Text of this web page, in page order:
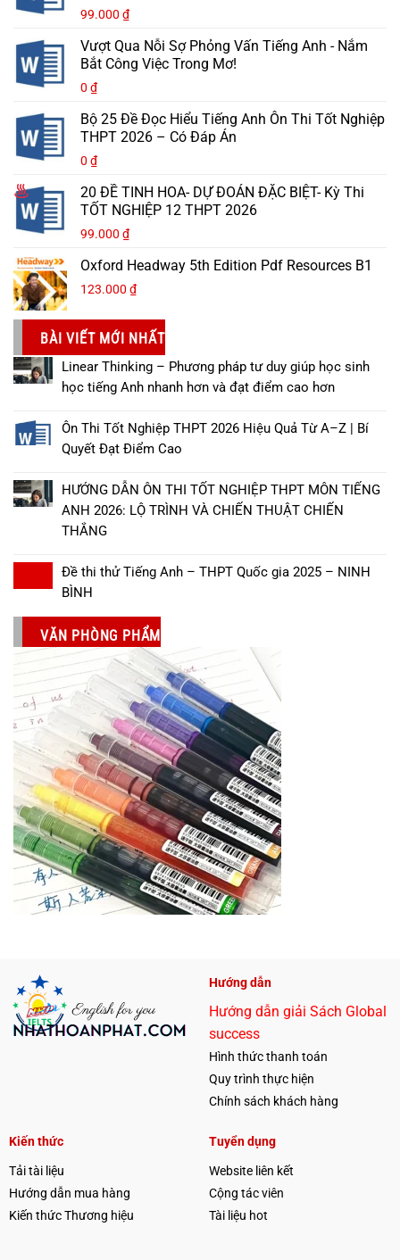
99.000 ₫
Vượt Qua Nỗi Sợ Phỏng Vấn Tiếng Anh - Nắm
Bắt Công Việc Trong Mơ!
0 ₫
Bộ 25 Đề Đọc Hiểu Tiếng Anh Ôn Thi Tốt Nghiệp
THPT 2026 – Có Đáp Án
0 ₫
20 ĐỀ TINH HOA- DỰ ĐOÁN ĐẶC BIỆT- Kỳ Thi
TỐT NGHIỆP 12 THPT 2026
99.000 ₫
Oxford Headway 5th Edition Pdf Resources B1
123.000 ₫
BÀI VIẾT MỚI NHẤT
Linear Thinking – Phương pháp tư duy giúp học sinh
học tiếng Anh nhanh hơn và đạt điểm cao hơn
Ôn Thi Tốt Nghiệp THPT 2026 Hiệu Quả Từ A–Z | Bí
Quyết Đạt Điểm Cao
HƯỚNG DẪN ÔN THI TỐT NGHIỆP THPT MÔN TIẾNG
ANH 2026: LỘ TRÌNH VÀ CHIẾN THUẬT CHIẾN
THẮNG
Đề thi thử Tiếng Anh – THPT Quốc gia 2025 – NINH
BÌNH
VĂN PHÒNG PHẨM
Hướng dẫn
Hướng dẫn giải Sách Global
success
Hình thức thanh toán
Quy trình thực hiện
Chính sách khách hàng
Kiến thức
Tải tài liệu
Hướng dẫn mua hàng
Kiến thức Thương hiệu
Tuyển dụng
Website liên kết
Cộng tác viên
Tài liệu hot